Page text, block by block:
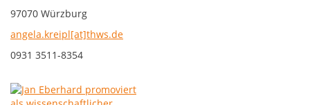
97070 Würzburg
angela.kreipl[at]thws.de
0931 3511-8354